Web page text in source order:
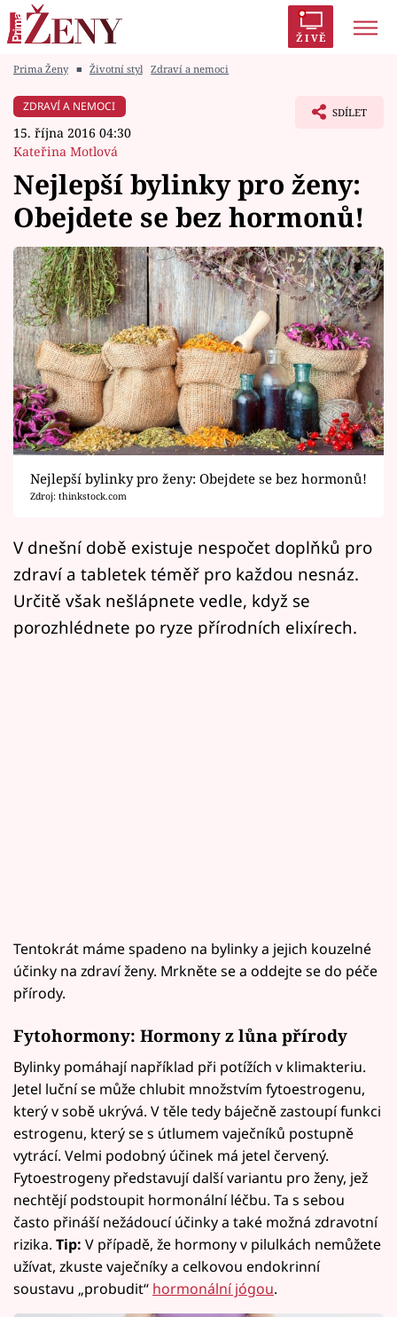
ŽIVĚ
Módní alarm
Zrádci
Témata
Celebrity
Vztahy
Seriály
Horoskopy
Sledujte prima+
Filmový festival Karlovy Vary
Mámy sobě
Přihlášení
Prima Ženy ■ Životní styl Zdraví a nemoci
ZDRAVÍ A NEMOCI
15. října 2016 04:30
Kateřina Motlová
SDÍLET
Nejlepší bylinky pro ženy:
Obejdete se bez hormonů!
Nejlepší bylinky pro ženy: Obejdete se bez hormonů!
Zdroj: thinkstock.com
V dnešní době existuje nespočet doplňků pro
zdraví a tabletek téměř pro každou nesnáz.
Určitě však nešlápnete vedle, když se
porozhlédnete po ryze přírodních elixírech.
Tentokrát máme spadeno na bylinky a jejich kouzelné
účinky na zdraví ženy. Mrkněte se a oddejte se do péče
přírody.
Fytohormony: Hormony z lůna přírody
Bylinky pomáhají například při potížích v klimakteriu.
Jetel luční se může chlubit množstvím fytoestrogenu,
který v sobě ukrývá. V těle tedy báječně zastoupí funkci
estrogenu, který se s útlumem vaječníků postupně
vytrácí. Velmi podobný účinek má jetel červený.
Fytoestrogeny představují další variantu pro ženy, jež
nechtějí podstoupit hormonální léčbu. Ta s sebou
často přináší nežádoucí účinky a také možná zdravotní
rizika. Tip: V případě, že hormony v pilulkách nemůžete
užívat, zkuste vaječníky a celkovou endokrinní
soustavu „probudit“ hormonální jógou.